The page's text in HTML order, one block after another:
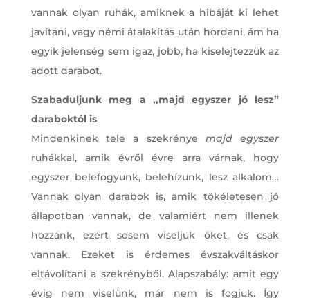
vannak olyan ruhák, amiknek a hibáját ki lehet
javítani, vagy némi átalakítás után hordani, ám ha
egyik jelenség sem igaz, jobb, ha kiselejtezzük az
adott darabot.
Szabaduljunk meg a ,,majd egyszer jó lesz”
daraboktól is
Mindenkinek tele a szekrénye majd egyszer
ruhákkal, amik évről évre arra várnak, hogy
egyszer belefogyunk, belehízunk, lesz alkalom…
Vannak olyan darabok is, amik tökéletesen jó
állapotban vannak, de valamiért nem illenek
hozzánk, ezért sosem viseljük őket, és csak
vannak. Ezeket is érdemes évszakváltáskor
eltávolítani a szekrényből. Alapszabály: amit egy
évig nem viselünk, már nem is fogjuk. Így